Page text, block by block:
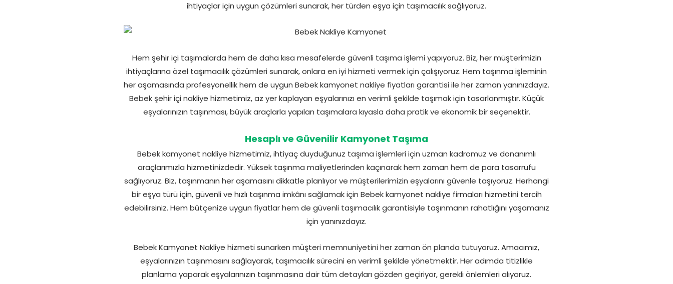
ihtiyaçlar için uygun çözümleri sunarak, her türden eşya için taşımacılık sağlıyoruz.
Hem şehir içi taşımalarda hem de daha kısa mesafelerde güvenli taşıma işlemi yapıyoruz. Biz, her müşterimizin
ihtiyaçlarına özel taşımacılık çözümleri sunarak, onlara en iyi hizmeti vermek için çalışıyoruz. Hem taşınma işleminin
her aşamasında profesyonellik hem de uygun Bebek kamyonet nakliye fiyatları garantisi ile her zaman yanınızdayız.
Bebek şehir içi nakliye hizmetimiz, az yer kaplayan eşyalarınızı en verimli şekilde taşımak için tasarlanmıştır. Küçük
eşyalarınızın taşınması, büyük araçlarla yapılan taşımalara kıyasla daha pratik ve ekonomik bir seçenektir.
Hesaplı ve Güvenilir Kamyonet Taşıma
Bebek kamyonet nakliye hizmetimiz, ihtiyaç duyduğunuz taşıma işlemleri için uzman kadromuz ve donanımlı
araçlarımızla hizmetinizdedir. Yüksek taşınma maliyetlerinden kaçınarak hem zaman hem de para tasarrufu
sağlıyoruz. Biz, taşınmanın her aşamasını dikkatle planlıyor ve müşterilerimizin eşyalarını güvenle taşıyoruz. Herhangi
bir eşya türü için, güvenli ve hızlı taşınma imkânı sağlamak için Bebek kamyonet nakliye firmaları hizmetini tercih
edebilirsiniz. Hem bütçenize uygun fiyatlar hem de güvenli taşımacılık garantisiyle taşınmanın rahatlığını yaşamanız
için yanınızdayız.
Bebek Kamyonet Nakliye hizmeti sunarken müşteri memnuniyetini her zaman ön planda tutuyoruz. Amacımız,
eşyalarınızın taşınmasını sağlayarak, taşımacılık sürecini en verimli şekilde yönetmektir. Her adımda titizlikle
planlama yaparak eşyalarınızın taşınmasına dair tüm detayları gözden geçiriyor, gerekli önlemleri alıyoruz.